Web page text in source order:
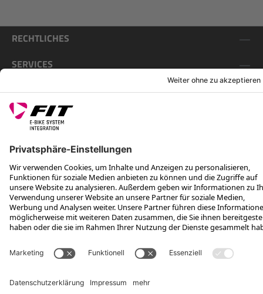
RECHTLICHES
SERVICES
FOLGE UNS AUF
*Unverbindliche Preisempfehlung inkl. MwSt. zzgl. Versandkosten